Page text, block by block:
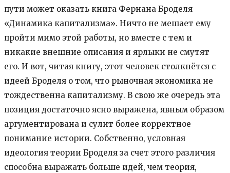
пути может оказать книга Фернана Броделя
«Динамика капитализма». Ничто не мешает ему
пройти мимо этой работы, но вместе с тем и
никакие внешние описания и ярлыки не смутят
его. И вот, читая книгу, этот человек столкнётся с
идеей Броделя о том, что рыночная экономика не
тождественна капитализму. В свою же очередь эта
позиция достаточно ясно выражена, явным образом
аргументирована и сулит более корректное
понимание истории. Собственно, условная
идеология теории Броделя за счет этого различия
способна выражать больше идей, чем теория,